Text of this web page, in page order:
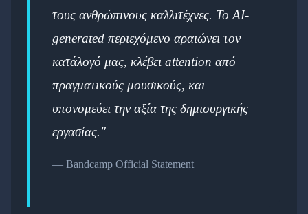
τους ανθρώπινους καλλιτέχνες. Το AI-
generated περιεχόμενο αραιώνει τον
κατάλογό μας, κλέβει attention από
πραγματικούς μουσικούς, και
υπονομεύει την αξία της δημιουργικής
εργασίας."
— Bandcamp Official Statement